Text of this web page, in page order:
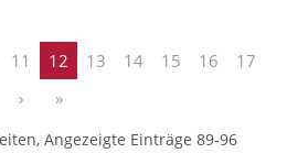
11 12 13 14 15 16
17
›
»
Angezeigte Einträge 89-96